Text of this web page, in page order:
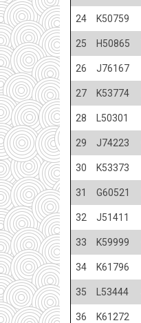
24 K50759
25 H50865
26 J76167
27 K53774
28 L50301
29 J74223
30 K53373
31 G60521
32 J51411
33 K59999
34 K61796
35 L53444
36 K61272